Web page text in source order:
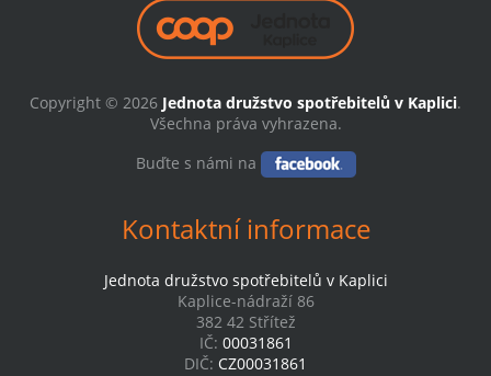
Copyright © 2026 Jednota družstvo spotřebitelů v Kaplici.
Všechna práva vyhrazena.
Buďte s námi na
Kontaktní informace
Jednota družstvo spotřebitelů v Kaplici
Kaplice-nádraží 86
382 42 Střítež
IČ: 00031861
DIČ: CZ00031861